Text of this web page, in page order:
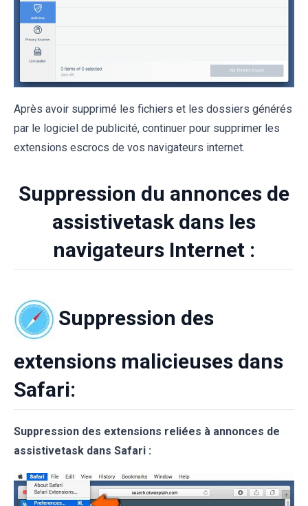
Après avoir supprimé les fichiers et les dossiers générés
par le logiciel de publicité, continuer pour supprimer les
extensions escrocs de vos navigateurs internet.
Suppression du annonces de
assistivetask dans les
navigateurs Internet :
Suppression des
extensions malicieuses dans
Safari:
Suppression des extensions reliées à annonces de
assistivetask dans Safari :